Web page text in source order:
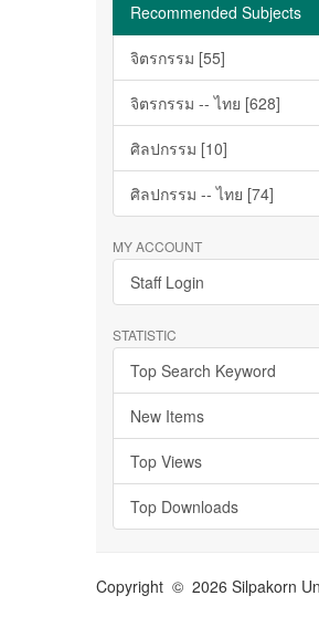
Recommended Subjects
จิตรกรรม [55]
จิตรกรรม -- ไทย [628]
ศิลปกรรม [10]
ศิลปกรรม -- ไทย [74]
MY ACCOUNT
Staff Login
STATISTIC
Top Search Keyword
New Items
Top Views
Top Downloads
Copyright © 2026 Silpakorn